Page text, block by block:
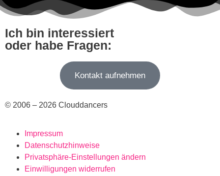
Ich bin interessiert
oder habe Fragen:
Kontakt aufnehmen
© 2006 – 2026 Clouddancers
Impressum
Datenschutzhinweise
Privatsphäre-Einstellungen ändern
Einwilligungen widerrufen